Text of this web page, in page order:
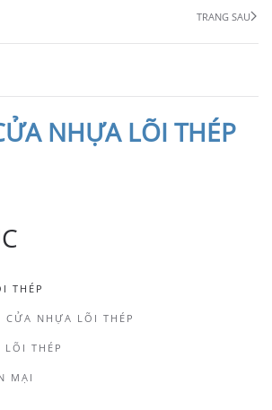
TRANG SAU
NHỰA LÕI THÉP
THÉP
CỬA NHỰA LÕI THÉP
THÉP
MẠI